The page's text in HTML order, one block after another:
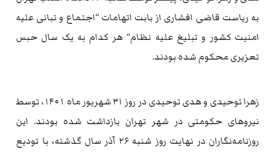
به ریاست قاضی افشاری از بابت اتهامات “اجتماع و تبانی علیه
امنیت کشور و تبلیغ علیه نظام” هر کدام به یک سال حبس
تعزیری محکوم شده بودند.
زهرا توحیدی و هدی توحیدی در روز ۳۱ شهریور ماه ۱۴۰۱، توسط
نیروهای حکومتی در شهر تهران بازداشت شده بودند. این
روزنامه‌نگاران در نهایت روز شنبه ۲۶ آذر سال گذشته، با تودیع